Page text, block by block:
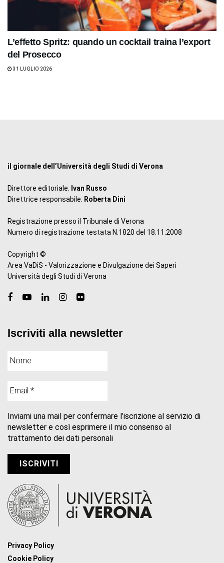
L’effetto Spritz: quando un cocktail traina l’export
del Prosecco
31 LUGLIO 2026
il giornale dell’Università degli Studi di Verona
Direttore editoriale: Ivan Russo
Direttrice responsabile: Roberta Dini
Registrazione presso il Tribunale di Verona
Numero di registrazione testata N.1820 del 18.11.2008
Copyright ©
Area VaDiS - Valorizzazione e Divulgazione dei Saperi
Università degli Studi di Verona
Iscriviti alla newsletter
Inviami una mail per confermare l’iscrizione al servizio di
newsletter e così esprimere il mio consenso al
trattamento dei dati personali
Privacy Policy
Cookie Policy